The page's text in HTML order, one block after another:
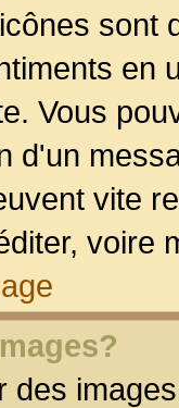
sont
en
Vous
d'un
vite
voire
des